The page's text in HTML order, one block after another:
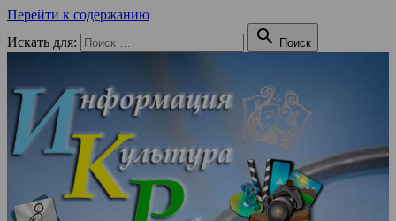
Перейти к содержанию
Искать для:
 Поиск